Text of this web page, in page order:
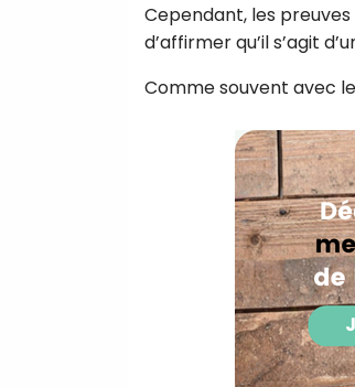
Cependant, les
d’affirmer qu’il s’agit
Comme souvent avec